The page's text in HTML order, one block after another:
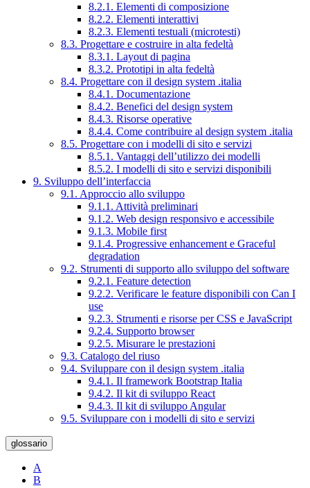
8.2.1. Elementi di composizione
8.2.2. Elementi interattivi
8.2.3. Elementi testuali (microtesti)
8.3. Progettare e costruire in alta fedeltà
8.3.1. Layout di pagina
8.3.2. Prototipi in alta fedeltà
8.4. Progettare con il design system .italia
8.4.1. Documentazione
8.4.2. Benefici del design system
8.4.3. Risorse operative
8.4.4. Come contribuire al design system .italia
8.5. Progettare con i modelli di sito e servizi
8.5.1. Vantaggi dell’utilizzo dei modelli
8.5.2. I modelli di sito e servizi disponibili
9. Sviluppo dell’interfaccia
9.1. Approccio allo sviluppo
9.1.1. Attività preliminari
9.1.2. Web design responsivo e accessibile
9.1.3. Mobile first
9.1.4. Progressive enhancement e Graceful
degradation
9.2. Strumenti di supporto allo sviluppo del software
9.2.1. Feature detection
9.2.2. Verificare le feature disponibili con Can I
use
9.2.3. Strumenti e risorse per CSS e JavaScript
9.2.4. Supporto browser
9.2.5. Misurare le prestazioni
9.3. Catalogo del riuso
9.4. Sviluppare con il design system .italia
9.4.1. Il framework Bootstrap Italia
9.4.2. Il kit di sviluppo React
9.4.3. Il kit di sviluppo Angular
9.5. Sviluppare con i modelli di sito e servizi
glossario
A
B